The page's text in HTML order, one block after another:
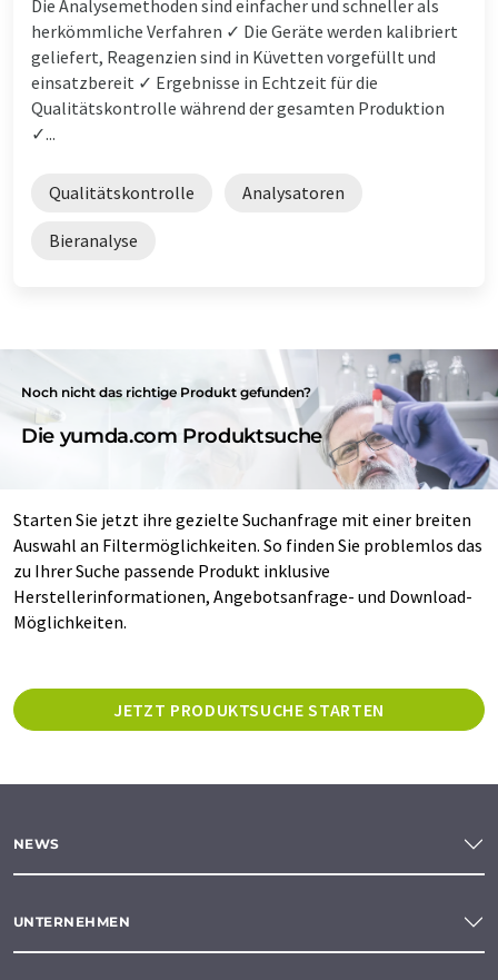
Die Analysemethoden sind einfacher und schneller als
herkömmliche Verfahren ✓ Die Geräte werden kalibriert
geliefert, Reagenzien sind in Küvetten vorgefüllt und
einsatzbereit ✓ Ergebnisse in Echtzeit für die
Qualitätskontrolle während der gesamten Produktion
✓...
Qualitätskontrolle Analysatoren
Bieranalyse
Noch nicht das richtige Produkt gefunden?
Die yumda.com Produktsuche
Starten Sie jetzt ihre gezielte Suchanfrage mit einer breiten
Auswahl an Filtermöglichkeiten. So finden Sie problemlos das
zu Ihrer Suche passende Produkt inklusive
Herstellerinformationen, Angebotsanfrage- und Download-
Möglichkeiten.
JETZT PRODUKTSUCHE STARTEN
NEWS
UNTERNEHMEN